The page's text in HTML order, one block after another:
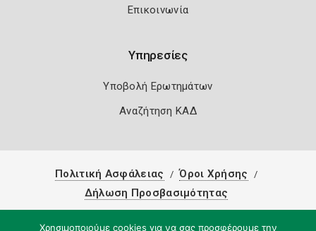
Επικοινωνία
Υπηρεσίες
Υποβολή Ερωτημάτων
Αναζήτηση ΚΑΔ
Πολιτική Ασφάλειας
Όροι Χρήσης
Δήλωση Προσβασιμότητας
Χρησιμοποιούμε cookies για να σας προσφέρουμε την